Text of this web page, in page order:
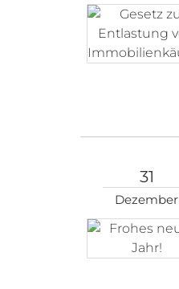
31
Dezember